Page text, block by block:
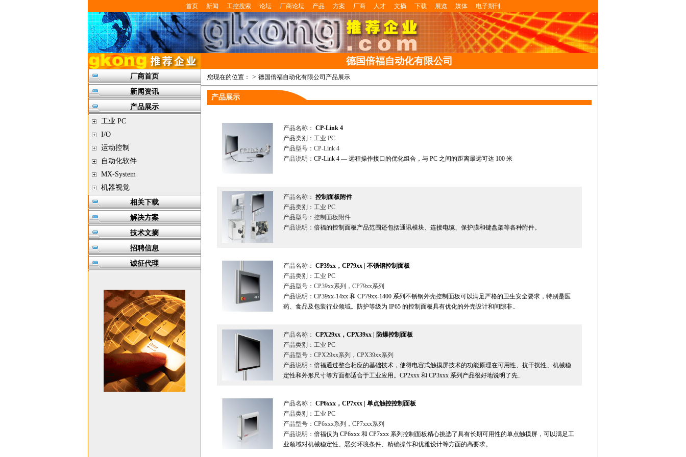
首页 新闻 工控搜索 论坛 厂商论坛 产品 方案 厂商 人才 文摘 下载 展览 媒体 电子期刊
厂商首页
新闻资讯
产品展示
工业 PC
I/O
运动控制
自动化软件
MX-System
机器视觉
相关下载
解决方案
技术文摘
招聘信息
诚征代理
德国倍福自动化有限公司
您现在的位置： > 德国倍福自动化有限公司产品展示
产品展示
产品名称： CP-Link 4
产品类别：工业 PC
产品型号：CP-Link 4
产品说明： CP-Link 4 — 远程操作接口的优化组合，与 PC 之间的距离最远可达 100 米
产品名称： 控制面板附件
产品类别：工业 PC
产品型号：控制面板附件
产品说明： 倍福的控制面板产品范围还包括通讯模块、连接电缆、保护膜和键盘架等各种附件。
产品名称： CP39xx，CP79xx | 不锈钢控制面板
产品类别：工业 PC
产品型号：CP39xx系列，CP79xx系列
产品说明： CP39xx-14xx 和 CP79xx-1400 系列不锈钢外壳控制面板可以满足严格的卫生安全要求，特别是医
药、食品及包装行业领域。防护等级为 IP65 的控制面板具有优化的外壳设计和间隙非..
产品名称： CPX29xx，CPX39xx | 防爆控制面板
产品类别：工业 PC
产品型号：CPX29xx系列，CPX39xx系列
产品说明： 倍福通过整合相应的基础技术，使得电容式触摸屏技术的功能原理在可用性、抗干扰性、机械稳
定性和外形尺寸等方面都适合于工业应用。CP2xxx 和 CP3xxx 系列产品很好地说明了先..
产品名称： CP6xxx，CP7xxx | 单点触控控制面板
产品类别：工业 PC
产品型号：CP6xxx系列，CP7xxx系列
产品说明： 倍福仅为 CP6xxx 和 CP7xxx 系列控制面板精心挑选了具有长期可用性的单点触摸屏，可以满足工
业领域对机械稳定性、恶劣环境条件、精确操作和优雅设计等方面的高要求。